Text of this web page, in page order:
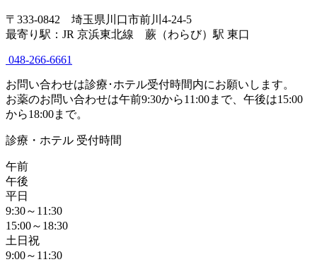
〒333-0842 埼玉県川口市前川4-24-5
最寄り駅：JR 京浜東北線 蕨（わらび）駅 東口
048-266-6661
お問い合わせは診療･ホテル受付時間内にお願いします。
お薬のお問い合わせは午前9:30から11:00まで、午後は15:00
から18:00まで。
診療・ホテル 受付時間
午前
午後
平日
9:30～11:30
15:00～18:30
土日祝
9:00～11:30